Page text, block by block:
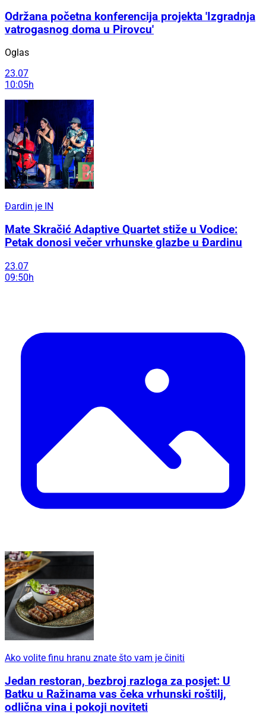
Održana početna konferencija projekta 'Izgradnja
vatrogasnog doma u Pirovcu'
Oglas
23.07
10:05h
Đardin je IN
Mate Skračić Adaptive Quartet stiže u Vodice:
Petak donosi večer vrhunske glazbe u Đardinu
23.07
09:50h
Ako volite finu hranu znate što vam je činiti
Jedan restoran, bezbroj razloga za posjet: U
Batku u Ražinama vas čeka vrhunski roštilj,
odlična vina i pokoji noviteti